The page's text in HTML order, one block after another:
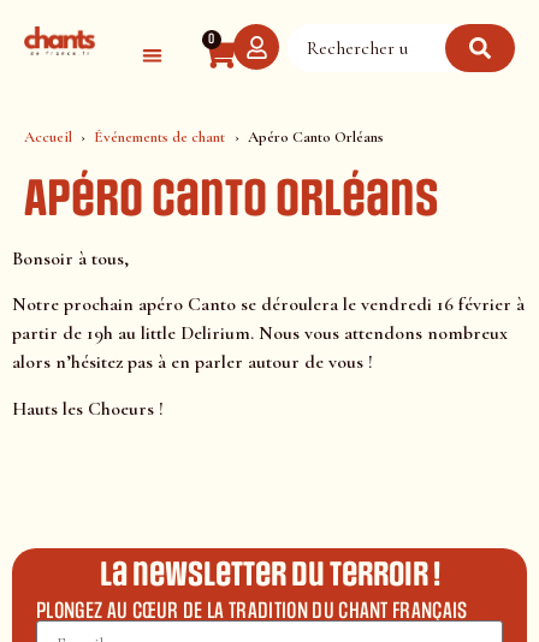
0
Accueil Événements de chant Apéro Canto Orléans
Apéro Canto Orléans
Bonsoir à tous,
Notre prochain apéro Canto se déroulera le vendredi 16 février à
partir de 19h au little Delirium. Nous vous attendons nombreux
alors n’hésitez pas à en parler autour de vous !
Hauts les Choeurs !
La newsletter du terroir !
PLONGEZ AU CŒUR DE LA TRADITION DU CHANT FRANÇAIS